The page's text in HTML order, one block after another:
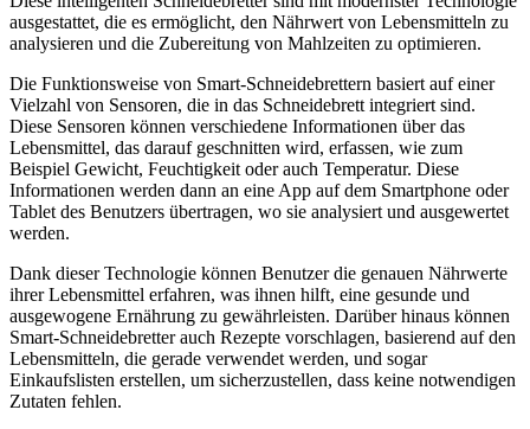
ausgestattet, die es ermöglicht, den Nährwert von Lebensmitteln zu
analysieren und die Zubereitung von Mahlzeiten zu optimieren.
Die Funktionsweise von Smart-Schneidebrettern basiert auf einer
Vielzahl von Sensoren, die in das Schneidebrett integriert sind.
Diese Sensoren können verschiedene Informationen über das
Lebensmittel, das darauf geschnitten wird, erfassen, wie zum
Beispiel Gewicht, Feuchtigkeit oder auch Temperatur. Diese
Informationen werden dann an eine App auf dem Smartphone oder
Tablet des Benutzers übertragen, wo sie analysiert und ausgewertet
werden.
Dank dieser Technologie können Benutzer die genauen Nährwerte
ihrer Lebensmittel erfahren, was ihnen hilft, eine gesunde und
ausgewogene Ernährung zu gewährleisten. Darüber hinaus können
Smart-Schneidebretter auch Rezepte vorschlagen, basierend auf den
Lebensmitteln, die gerade verwendet werden, und sogar
Einkaufslisten erstellen, um sicherzustellen, dass keine notwendigen
Zutaten fehlen.